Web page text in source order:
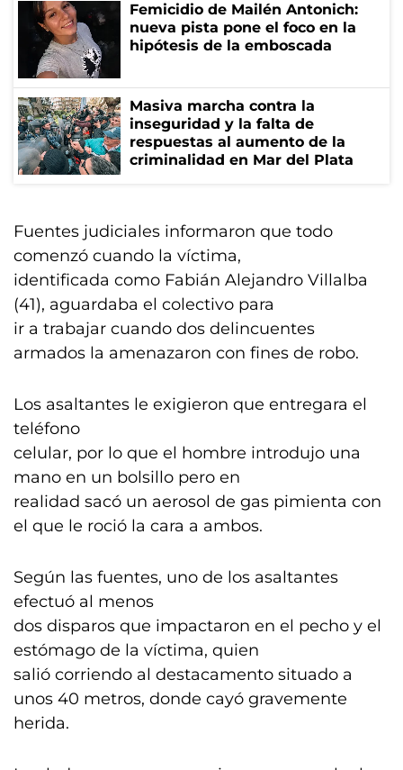
Femicidio de Mailén Antonich:
nueva pista pone el foco en la
hipótesis de la emboscada
Masiva marcha contra la
inseguridad y la falta de
respuestas al aumento de la
criminalidad en Mar del Plata
Fuentes judiciales informaron que todo
comenzó cuando la víctima,
identificada como Fabián Alejandro Villalba
(41), aguardaba el colectivo para
ir a trabajar cuando dos delincuentes
armados la amenazaron con fines de robo.
Los asaltantes le exigieron que entregara el
teléfono
celular, por lo que el hombre introdujo una
mano en un bolsillo pero en
realidad sacó un aerosol de gas pimienta con
el que le roció la cara a ambos.
Según las fuentes, uno de los asaltantes
efectuó al menos
dos disparos que impactaron en el pecho y el
estómago de la víctima, quien
salió corriendo al destacamento situado a
unos 40 metros, donde cayó gravemente
herida.